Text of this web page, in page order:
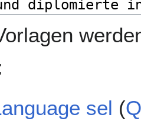
sel (